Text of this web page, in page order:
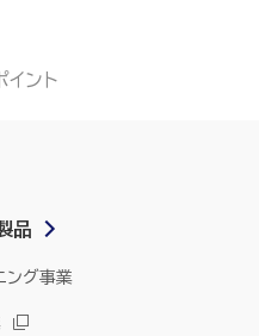
ント
品
ング事業